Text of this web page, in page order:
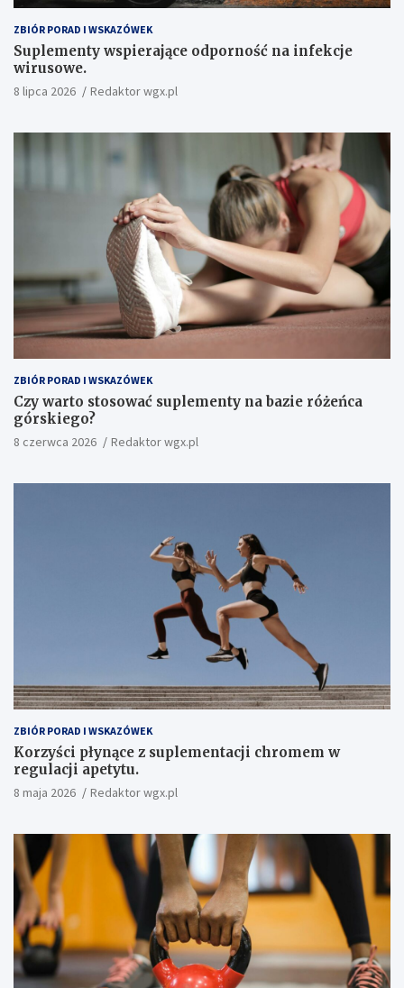
ZBIÓR PORAD I WSKAZÓWEK
Suplementy wspierające odporność na infekcje
wirusowe.
8 lipca 2026 Redaktor wgx.pl
ZBIÓR PORAD I WSKAZÓWEK
Czy warto stosować suplementy na bazie różeńca
górskiego?
8 czerwca 2026 Redaktor wgx.pl
ZBIÓR PORAD I WSKAZÓWEK
Korzyści płynące z suplementacji chromem w
regulacji apetytu.
8 maja 2026 Redaktor wgx.pl